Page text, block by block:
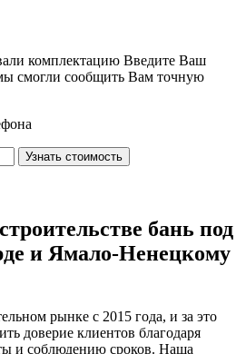
комплектацию Введите Ваш
смогли сообщить Вам точную
бань под
и Ямало-Ненецкому
рынке с 2015 года, и за это
доверие клиентов благодаря
и соблюдению сроков. Наша